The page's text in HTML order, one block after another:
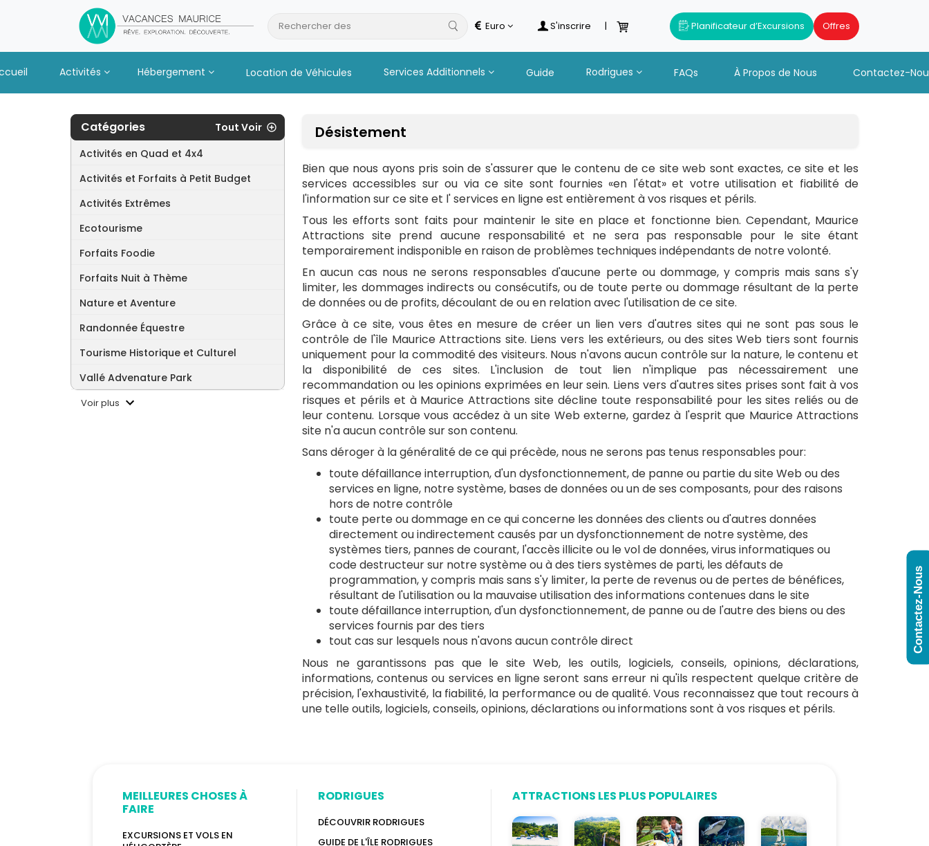
Rechercher des Euro S'inscrire | Planificateur d’Excursions Offres
Activités Hébergement Location de Véhicules Services Additionnels Guide Rodrigues FAQs À Propos de Nous Contactez-
Catégories
Tout Voir
Activités en Quad et 4x4
Activités et Forfaits à Petit Budget
Activités Extrêmes
Ecotourisme
Forfaits Foodie
Forfaits Nuit à Thème
Nature et Aventure
Randonnée Équestre
Tourisme Historique et Culturel
Vallé Advenature Park
Voir plus
Désistement
Bien que nous ayons pris soin de s'assurer que le contenu de ce site web sont exactes, ce site et les
services accessibles sur ou via ce site sont fournies «en l'état» et votre utilisation et fiabilité de
l'information sur ce site et l' services en ligne est entièrement à vos risques et périls.
Tous les efforts sont faits pour maintenir le site en place et fonctionne bien. Cependant, Maurice
Attractions site prend aucune responsabilité et ne sera pas responsable pour le site étant
temporairement indisponible en raison de problèmes techniques indépendants de notre volonté.
En aucun cas nous ne serons responsables d'aucune perte ou dommage, y compris mais sans s'y
limiter, les dommages indirects ou consécutifs, ou de toute perte ou dommage résultant de la perte
de données ou de profits, découlant de ou en relation avec l'utilisation de ce site.
Grâce à ce site, vous êtes en mesure de créer un lien vers d'autres sites qui ne sont pas sous le
contrôle de l'île Maurice Attractions site. Liens vers les extérieurs, ou des sites Web tiers sont fournis
uniquement pour la commodité des visiteurs. Nous n'avons aucun contrôle sur la nature, le contenu et
la disponibilité de ces sites. L'inclusion de tout lien n'implique pas nécessairement une
recommandation ou les opinions exprimées en leur sein. Liens vers d'autres sites prises sont fait à vos
risques et périls et à Maurice Attractions site décline toute responsabilité pour les sites reliés ou de
leur contenu. Lorsque vous accédez à un site Web externe, gardez à l'esprit que Maurice Attractions
site n'a aucun contrôle sur son contenu.
Sans déroger à la généralité de ce qui précède, nous ne serons pas tenus responsables pour:
toute défaillance interruption, d'un dysfonctionnement, de panne ou partie du site Web ou des
services en ligne, notre système, bases de données ou un de ses composants, pour des raisons
hors de notre contrôle
toute perte ou dommage en ce qui concerne les données des clients ou d'autres données
directement ou indirectement causés par un dysfonctionnement de notre système, des
systèmes tiers, pannes de courant, l'accès illicite ou le vol de données, virus informatiques ou
code destructeur sur notre système ou à des tiers systèmes de parti, les défauts de
programmation, y compris mais sans s'y limiter, la perte de revenus ou de pertes de bénéfices,
résultant de l'utilisation ou la mauvaise utilisation des informations contenues dans le site
toute défaillance interruption, d'un dysfonctionnement, de panne ou de l'autre des biens ou des
services fournis par des tiers
tout cas sur lesquels nous n'avons aucun contrôle direct
Nous ne garantissons pas que le site Web, les outils, logiciels, conseils, opinions, déclarations,
informations, contenus ou services en ligne seront sans erreur ni qu'ils respectent quelque critère de
précision, l'exhaustivité, la fiabilité, la performance ou de qualité. Vous reconnaissez que tout recours à
une telle outils, logiciels, conseils, opinions, déclarations ou informations sont à vos risques et périls.
MEILLEURES CHOSES À
FAIRE
EXCURSIONS ET VOLS EN
RODRIGUES
DÉCOUVRIR RODRIGUES
GUIDE DE L'ÎLE RODRIGUES
ATTRACTIONS LES PLUS POPULAIRES
Contactez-Nous